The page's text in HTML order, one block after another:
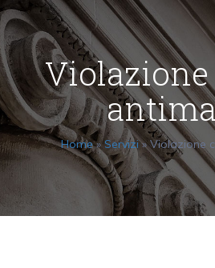
Home»Servizi»Violazione